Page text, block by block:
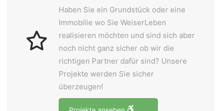
Haben Sie ein Grundstück oder eine
Immobilie wo Sie WeiserLeben
realisieren möchten und sind sich aber
noch nicht ganz sicher ob wir die
richtigen Partner dafür sind? Unsere
Projekte werden Sie sicher
überzeugen!
Newsletter
Datenschutzerklärung – WeiserLeben